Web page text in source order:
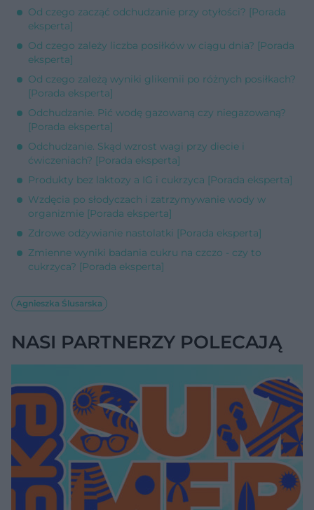
Od czego zacząć odchudzanie przy otyłości? [Porada
eksperta]
Od czego zależy liczba posiłków w ciągu dnia? [Porada
eksperta]
Od czego zależą wyniki glikemii po różnych posiłkach?
[Porada eksperta]
Odchudzanie. Pić wodę gazowaną czy niegazowaną?
[Porada eksperta]
Odchudzanie. Skąd wzrost wagi przy diecie i
ćwiczeniach? [Porada eksperta]
Produkty bez laktozy a IG i cukrzyca [Porada eksperta]
Wzdęcia po słodyczach i zatrzymywanie wody w
organizmie [Porada eksperta]
Zdrowe odżywianie nastolatki [Porada eksperta]
Zmienne wyniki badania cukru na czczo - czy to
cukrzyca? [Porada eksperta]
Agnieszka Ślusarska
NASI PARTNERZY POLECAJĄ